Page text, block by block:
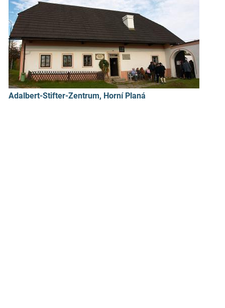
Adalbert-Stifter-Zentrum, Horní Planá